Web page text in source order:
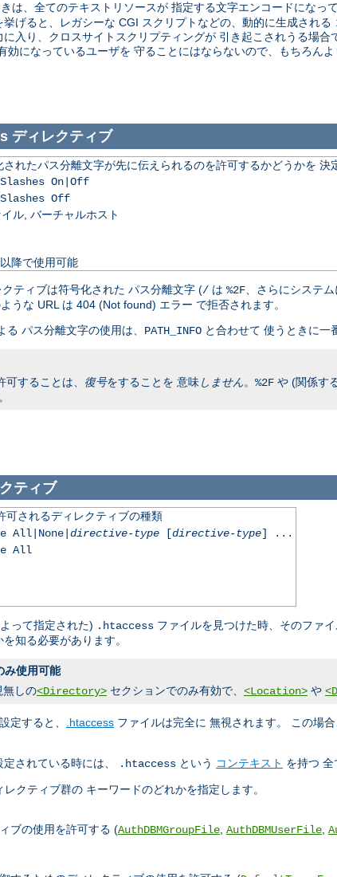
は、全てのテキストリソースが 指定する文字エンコードにな
げると、レガシーな CGI スクリプトなどの、動的に生成され
入り、クロスサイトスクリプティングが 引き起こされうる場
効になっているユーザを 守ることにはならないので、もちろん
ディレクティブ
されたパス分離文字が先に伝えられるのを許可するかどうかを 決
On|Off
Off
ル, バーチャルホスト
降で使用可能
ティブは符号化された パス分離文字 (/ は %2F 、さらにシステ
うな URL は 404 (Not found) エラー で拒否されます。
る パス分離文字の使用は、 PATH_INFO と合わせて 使うときに一
することは、 復号をすることを 意味しません。 %2F や (関係す
ティブ
可されるディレクティブの種類
All|None| directive-type[directive-type] ...
All
って指定された) .htaccess ファイルを見つけた時、そのファ
知る必要があります。
み使用可能
無しの<Directory> セクションでのみ有効で、 <Location> や
定すると、 .htaccess ファイルは完全に 無視されます。 この場
定されている時には、 .htaccess という コンテキスト を持つ 全
クティブ群の キーワードのどれかを指定します。
ブの使用を許可する (AuthDBMGroupFile AuthDBMUserFile